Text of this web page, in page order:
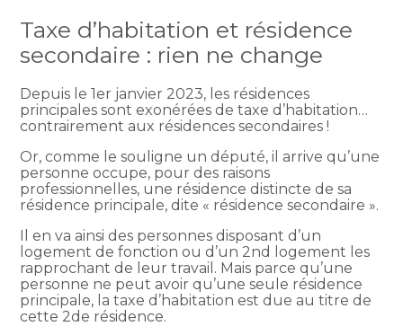
Taxe d’habitation et résidence
secondaire : rien ne change
Depuis le 1er janvier 2023, les résidences
principales sont exonérées de taxe d’habitation…
contrairement aux résidences secondaires !
Or, comme le souligne un député, il arrive qu’une
personne occupe, pour des raisons
professionnelles, une résidence distincte de sa
résidence principale, dite « résidence secondaire ».
Il en va ainsi des personnes disposant d’un
logement de fonction ou d’un 2nd logement les
rapprochant de leur travail. Mais parce qu’une
personne ne peut avoir qu’une seule résidence
principale, la taxe d’habitation est due au titre de
cette 2de résidence.